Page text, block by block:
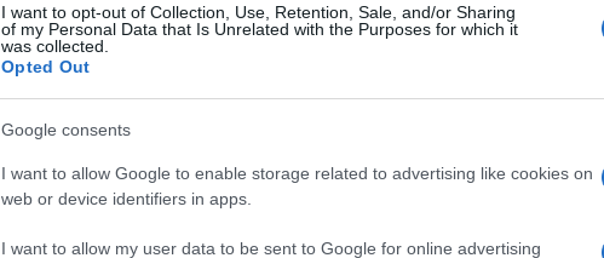
I want to opt-out of Collection, Use, Retention, Sale, and/or Sharing
of my Personal Data that Is Unrelated with the Purposes for which it
was collected.
Opted Out
Google consents
I want to allow Google to enable storage related to advertising like cookies on
web or device identifiers in apps.
I want to allow my user data to be sent to Google for online advertising
Ηλεκτρονική
Τηλεκπαίδευση:
σχολική τάξη.